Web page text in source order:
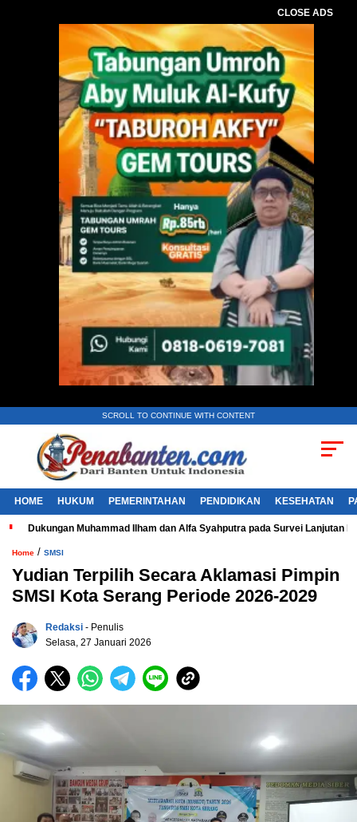
CLOSE ADS
SCROLL TO CONTINUE WITH CONTENT
HOME HUKUM PEMERINTAHAN PENDIDIKAN KESEHATAN
Dukungan Muhammad Ilham dan Alfa Syahputra pada Survei Lanjutan
Home / SMSI
Yudian Terpilih Secara Aklamasi Pimpin
SMSI Kota Serang Periode 2026-2029
Redaksi - Penulis
Selasa, 27 Januari 2026